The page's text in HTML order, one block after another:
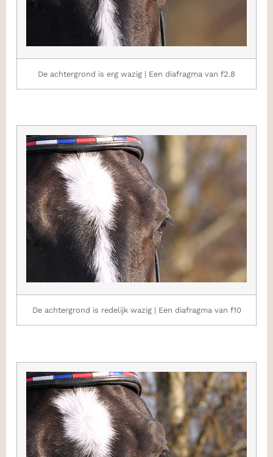
De achtergrond is erg wazig | Een diafragma van f2.8
De achtergrond is redelijk wazig | Een diafragma van f10